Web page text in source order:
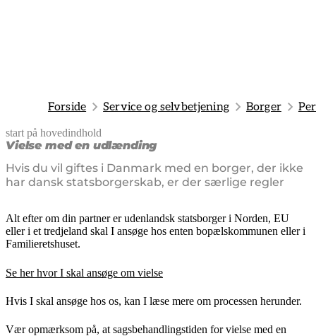
Forside Service og selvbetjening Borger
start på hovedindhold
Vielse med en udlænding
Hvis du vil giftes i Danmark med en borger, der ikke
har dansk statsborgerskab, er der særlige regler
senest opdateret 28. januar 2025
Alt efter om din partner er udenlandsk statsborger i Norden, EU
eller i et tredjeland skal I ansøge hos enten bopælskommunen eller i
Familieretshuset.
Se her hvor I skal ansøge om vielse
Hvis I skal ansøge hos os, kan I læse mere om processen herunder.
Vær opmærksom på, at sagsbehandlingstiden for vielse med en